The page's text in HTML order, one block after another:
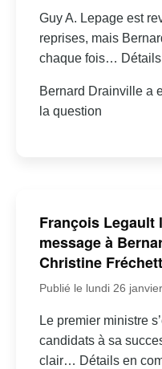
Guy A. Lepage est
reprises, mais
chaque fois…
Bernard Drainville a
la question
François Legault
message à
Christine
Publié le lundi 26
Le premier ministre
candidats à sa
clair… Détails en